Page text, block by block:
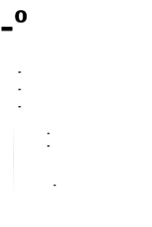
-º
-
-
-
-
-
-